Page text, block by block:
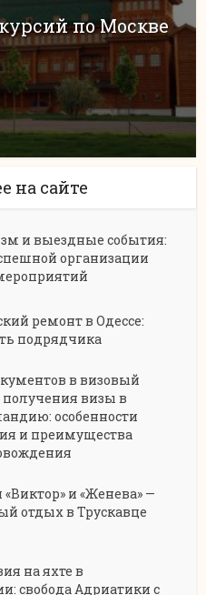
по Москве
на сайте
и выездные события:
организации
ремонт в Одессе:
подрядчика
в визовый
визы в
особенности
и преимущества
и «Женева» —
отдых в Трускавце
на яхте в
свобода Адриатики с